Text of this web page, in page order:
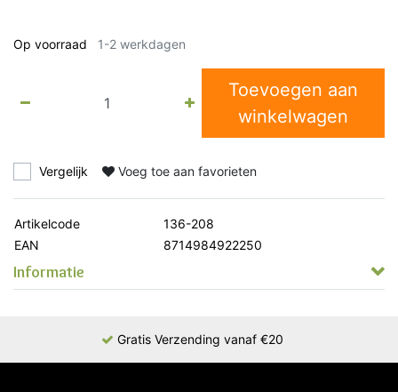
Op voorraad 1-2 werkdagen
Toevoegen aan
winkelwagen
Vergelijk Voeg toe aan favorieten
Artikelcode
136-208
EAN
8714984922250
Informatie
Gratis Verzending vanaf €20